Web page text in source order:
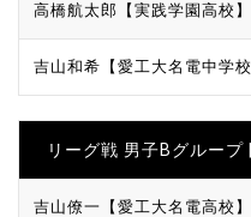
高橋航太郎【実践学園高校】
吉山和希【愛工大名電中学校
リーグ戦 男子Bグルー
吉山僚一【愛工大名電高校】